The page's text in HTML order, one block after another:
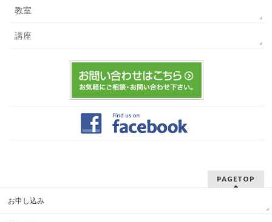
教室
講座
PAGETOP
お申し込み